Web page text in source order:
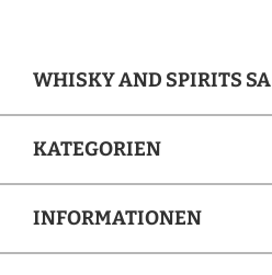
WHISKY AND SPIRITS SA
KATEGORIEN
INFORMATIONEN